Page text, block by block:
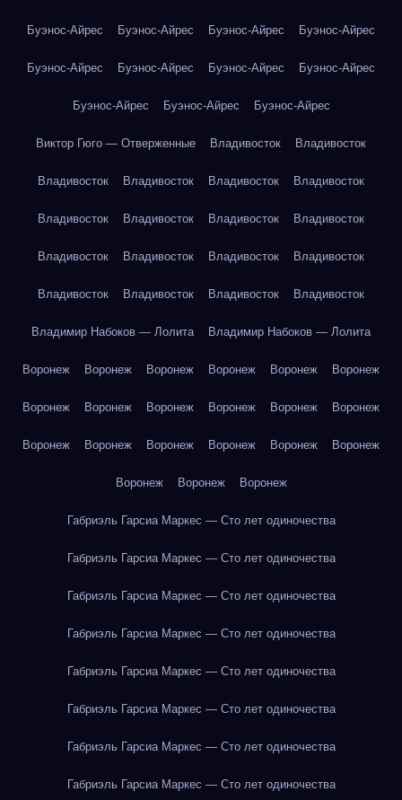
Буэнос-Айрес Буэнос-Айрес Буэнос-Айрес Буэнос-Айрес
Буэнос-Айрес Буэнос-Айрес Буэнос-Айрес Буэнос-Айрес
Буэнос-Айрес Буэнос-Айрес Буэнос-Айрес
Виктор Гюго — Отверженные Владивосток Владивосток
Владивосток Владивосток Владивосток Владивосток
Владивосток Владивосток Владивосток Владивосток
Владивосток Владивосток Владивосток Владивосток
Владивосток Владивосток Владивосток Владивосток
Владимир Набоков — Лолита Владимир Набоков — Лолита
Воронеж Воронеж Воронеж Воронеж Воронеж Воронеж
Воронеж Воронеж Воронеж Воронеж Воронеж Воронеж
Воронеж Воронеж Воронеж Воронеж Воронеж Воронеж
Воронеж Воронеж Воронеж
Габриэль Гарсиа Маркес — Сто лет одиночества
Габриэль Гарсиа Маркес — Сто лет одиночества
Габриэль Гарсиа Маркес — Сто лет одиночества
Габриэль Гарсиа Маркес — Сто лет одиночества
Габриэль Гарсиа Маркес — Сто лет одиночества
Габриэль Гарсиа Маркес — Сто лет одиночества
Габриэль Гарсиа Маркес — Сто лет одиночества
Габриэль Гарсиа Маркес — Сто лет одиночества